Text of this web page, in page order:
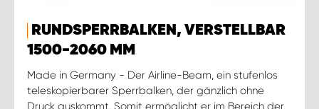
RUNDSPERRBALKEN, VERSTELLBAR
1500-2060 MM
Made in Germany - Der Airline-Beam, ein stufenlos
teleskopierbarer Sperrbalken, der gänzlich ohne
Druck auskommt. Somit ermöglicht er im Bereich der